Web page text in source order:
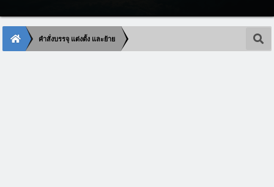
คำสั่งบรรจุ แต่งตั้ง และย้าย